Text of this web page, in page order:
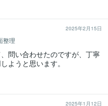
2025年2月15日
整理
問い合わせたのですが、丁寧
ようと思います。
2025年1月12日